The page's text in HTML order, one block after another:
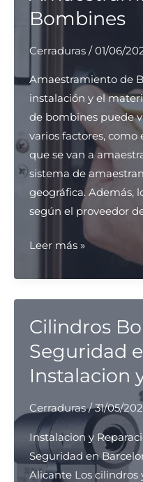
Bombines
Cerraduras/01/06/
Amaestramiento de
instalación y el
de bombines puede
varios factores,
que se van a
sistema de
geográfica. Además,
según el proveedor
Amaestramiento
Bombines
Leer más »
Cilindros
Seguridad
Instalacion
Cerraduras/31/05/
Instalacion y
Seguridad en
Alicante Los